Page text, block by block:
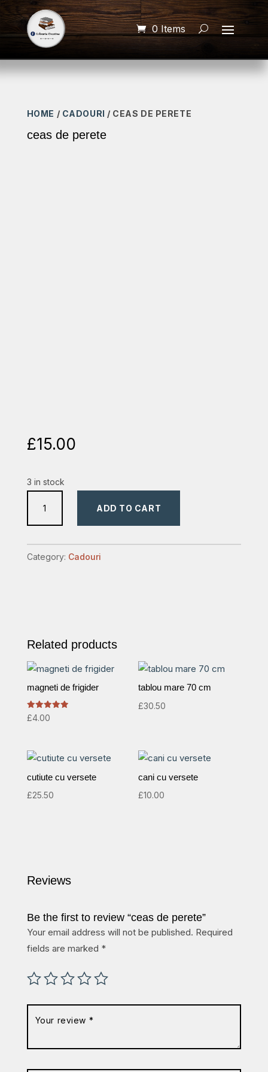
0 Items
HOME / CADOURI / CEAS DE PERETE
ceas de perete
£15.00
3 in stock
quantity
ADD TO CART
Category: Cadouri
Related products
magneti de frigider
Rated
5.00
£4.00
tablou mare 70 cm
£30.50
cutiute cu versete
£25.50
cani cu versete
£10.00
Reviews
Be the first to review “ceas de perete”
Your email address will not be published. Required
fields are marked *